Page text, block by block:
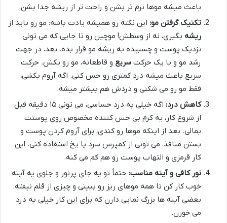
باعث میشه موها نرم تر بشن و راحت تر از ریشه جدا بشن.
تکنیک گرفتن مو: این نکته رو همیشه یادت باشه: مو رو باید از
ریشه بگیری، نه از وسطش! موچین رو تا جایی که می تونی
نزدیک پوست و چسبیده به ریشه مو قرار بده. بعد، در جهت
رشد مو و با یک حرکت سریع و قاطعانه، مو رو بکش. حرکت
سریع باعث میشه درد کمتری رو حس کنی. اگه آروم بکشی،
فقط مو رو می شکنی و دردش هم بیشتر میشه.
کاهش درد:
اگه خیلی به درد حساسی، می تونی ۱۵ دقیقه قبل
از شروع کار، یه کرم بی حس کننده مخصوص روی پوستت
بمالی. بعد از اینکه موها رو کندی، برای آروم کردن پوست و
بستن منافذ، می تونی از کمپرس سرد یا یخ استفاده کنی. این
کار قرمزی و التهاب پوست رو هم کم می کنه.
نور کافی و آینه مناسب: حتماً تو یه جای پرنور و جلوی یه آینه
خوب کار کن تا همه موهای ریز رو ببینی و چیزی از قلم نیفته.
بعضی آینه ها بزرگ نمایی دارن که برای این کار خیلی به درد
می خورن.